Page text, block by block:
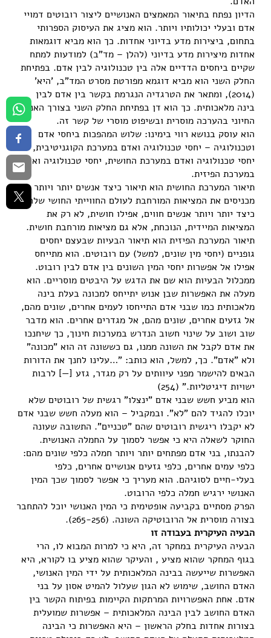
הדיון נפתח בתיאור המאמצים האנושיים ליצור רובוטים דמויי
אדם ובעלי יכולותיו ויותר. הוא מציג את העיסוק הספרותי
בתחום, ביצירות מדע בדיוני אחדות. כך הוא מביא דוגמאות
אחדות מיצירות מדע בדיוני (להלן – מד"ב) למודעות למתח
שקיים ביחסים הדדיים אלה בין טכנולוגיה לבין אדם. בפתיחת
החלק השני הוא מביא דוגמא מפורטת מסרט המד"ב, 'היא'
(2014), ומתאר את הטרגדיה הנגרמת בקשר בין אדם לבין
בינה מלאכותית. כך הוא דן בפתיחת החלק השני בצורך האנושי
החיוני בהערכה מוסרית ובשיפוט מוסרי של קשר זה.
הוא עוסק בנושא רווי בימינו: שלוש המהפכות ביחסי אדם
וטכנולוגיה – יחסי טכנולוגיה ואדם במערכת הקוגניטיבית,
יחסי טכנולוגיה ואדם במערכת החושית, יחסי טכנולוגיה ואדם
במערכת הפיזית.
תיאור המערכת החושית הוא תיאור כיצד אנשים יותר ויותר
מכניסים את המציאות המורחבת לעולם החווייתי החושי שלהם,
כיצד יותר ויותר אנשים חווים, אפילו חושית, לא רק את
המציאות המיידית, הנוכחת, אלא גם מציאות מורחבת חושית.
תיאור המערכת הפיזית הוא תיאור הבעיות שבעצם יחסים
גופניים (יחסי מין שונים, למשל) עם רובוטים. הוא מתייחס
אפילו אל אפשרות יחסי המין השונים בין אדם לבין רובוט.
ממכלול הבעיות הוא שם את הדגש על היבטים מוסריים. הוא
מעלה את האפשרות שבן אנוש יתייחס למכונה בעלת בינה
מלאכותית כמו שבני אדם התייחסו לעמים אחרים, שונים מהם,
אל גזעים אחרים, שונים מהם, אל מגדרים אחרים. הוא מדבר
שוב ושוב על שינוי חשוב הנדרש במערכות חינוך, כך שיחנכו
את אדם לקבל את השונה ממנו, גם כששונה זה הוא "מכונה"
ולא "אדם". כך, למשל, הוא כותב: "…עלינו לחנך את הדורות
הבאים להישמר מפני עיוותים על רק מגדר, גזע [—] לרבות
ישויות דיגיטליות." (254)
הוא מביע חשש שבני אדם "ינצלו" רגשית של רובוטים שלא
יוכלו להגיד להם "לא". ובמקביל – הוא מעלה חשש שבני אדם
לא יקבלו ריגשית רובוטים שהם "טכניים". התשובה שעונה
החוקר לשאלה היא כי אפשר לסמוך על החמלה האנושית.
להבנתו, בני אדם מפתחים יותר ויותר חמלה כלפי שונים מהם:
כלפי עמים אחרים, כלפי גזעים אנושיים אחרים, כלפי
בעלי-חיים לסוגיהם. הוא מעריך כי אפשר לסמוך שכך המין
האנושי ירגיש חמלה כלפי הרובוט.
הפרק מסתיים בקביעה אופטימית כי המין האנושי יוכל להתחבר
בצורה מוסרית אל הרובוטיקה השונה. (265-256).
הבעיה העיקרית בעבודה זו
הבעיה העיקרית במחקר זה, היא כי למרות המבוא לו, הרי
בגוף המחקר שהוא מציע , והעיקר שהוא מציע בו לקורא, היא
האפשרות שייעשה בבינה המלאכותית על ידי המין האנושי,
האדם החושב, שימוש לא הגון שעלול להמיט אסון על בני
אדם. אחת האפשרויות המרתקות הקיימות בפיתוח הקשר בין
האדם החושב לבין הבינה המלאכותית – אפשרות שמועלית
בצורות אחדות בחלק הראשון – היא האפשרות כי הבינה